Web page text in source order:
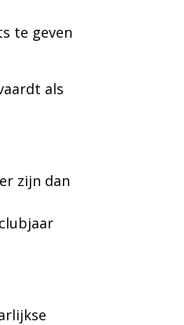
te geven
als
zijn dan